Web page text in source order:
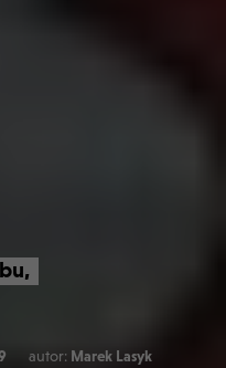
autor: Marek Lasyk